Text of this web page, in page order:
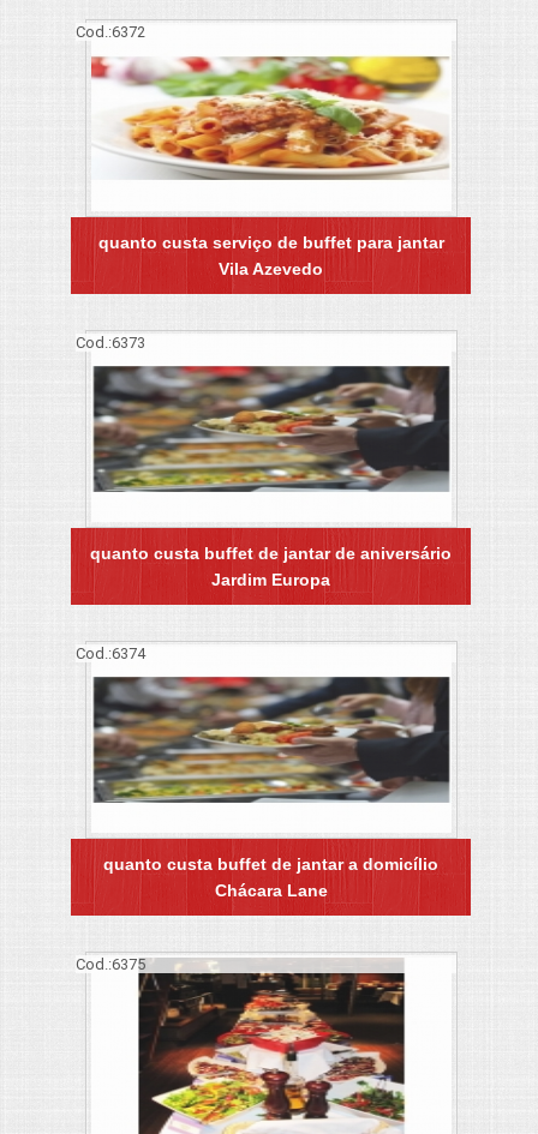
Cod.:6372
quanto custa serviço de buffet para jantar
Vila Azevedo
Cod.:6373
quanto custa buffet de jantar de aniversário
Jardim Europa
Cod.:6374
quanto custa buffet de jantar a domicílio
Chácara Lane
Cod.:6375